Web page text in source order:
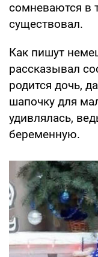
сомневаются в
существовал.
Как пишут
рассказывал
родится дочь,
шапочку для
удивлялась,
беременную.